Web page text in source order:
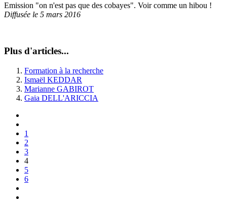
Emission "on n'est pas que des cobayes". Voir comme un hibou !
Diffusée le 5 mars 2016
Plus d'articles...
Formation à la recherche
Ismaël KEDDAR
Marianne GABIROT
Gaia DELL'ARICCIA
1
2
3
4
5
6